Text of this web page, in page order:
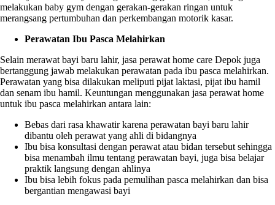
melakukan baby gym dengan gerakan-gerakan ringan untuk
merangsang pertumbuhan dan perkembangan motorik kasar.
Perawatan Ibu Pasca Melahirkan
Selain merawat bayi baru lahir, jasa perawat home care Depok juga
bertanggung jawab melakukan perawatan pada ibu pasca melahirkan.
Perawatan yang bisa dilakukan meliputi pijat laktasi, pijat ibu hamil
dan senam ibu hamil. Keuntungan menggunakan jasa perawat home
untuk ibu pasca melahirkan antara lain:
Bebas dari rasa khawatir karena perawatan bayi baru lahir
dibantu oleh perawat yang ahli di bidangnya
Ibu bisa konsultasi dengan perawat atau bidan tersebut sehingga
bisa menambah ilmu tentang perawatan bayi, juga bisa belajar
praktik langsung dengan ahlinya
Ibu bisa lebih fokus pada pemulihan pasca melahirkan dan bisa
bergantian mengawasi bayi